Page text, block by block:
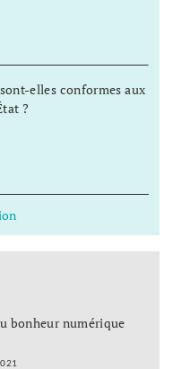
elles conformes aux
?
bonheur numérique